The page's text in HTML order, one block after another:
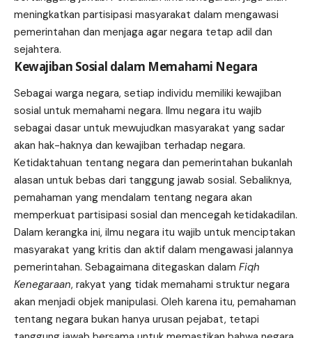
meningkatkan partisipasi masyarakat dalam mengawasi
pemerintahan dan menjaga agar negara tetap adil dan
sejahtera.
Kewajiban Sosial dalam Memahami Negara
Sebagai warga negara, setiap individu memiliki kewajiban
sosial untuk memahami negara. Ilmu negara itu wajib
sebagai dasar untuk mewujudkan masyarakat yang sadar
akan hak-haknya dan kewajiban terhadap negara.
Ketidaktahuan tentang negara dan pemerintahan bukanlah
alasan untuk bebas dari tanggung jawab sosial. Sebaliknya,
pemahaman yang mendalam tentang negara akan
memperkuat partisipasi sosial dan mencegah ketidakadilan.
Dalam kerangka ini, ilmu negara itu wajib untuk menciptakan
masyarakat yang kritis dan aktif dalam mengawasi jalannya
pemerintahan. Sebagaimana ditegaskan dalam Fiqh
Kenegaraan, rakyat yang tidak memahami struktur negara
akan menjadi objek manipulasi. Oleh karena itu, pemahaman
tentang negara bukan hanya urusan pejabat, tetapi